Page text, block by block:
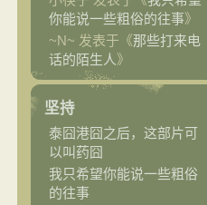
你能说一些粗俗的往事》
~N~ 发表于《那些打来电
话的陌生人》
坚持
泰囧港囧之后，这部片可
以叫药囧
我只希望你能说一些粗俗
的往事